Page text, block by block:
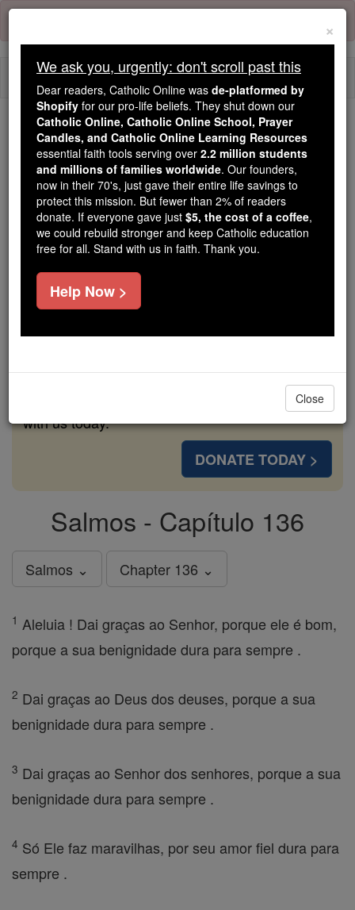
Skip
content
Because of You, 2.2 Million
Students Are Being Formed in the
Faith
Because of generous supporters like you,
Catholic Online School has already delivered
free, faithful Catholic education to over 2.2
million students across 193 countries. In an age
of noise and algorithms, you are helping form
souls with truth, prayer, Scripture, and Christ.
If everyone who reads this gave just $5 — the
families and keep this life-changing formation
free for all. Be Courageous. Be Catholic. Stand
with us today.
DONATE TODAY >
Salmos - Capítulo 136
Salmos ⌄ Chapter 136 ⌄
1 Aleluia ! Dai graças ao Senhor, porque ele é bom,
porque a sua benignidade dura para sempre .
2 Dai graças ao Deus dos deuses, porque a sua
benignidade dura para sempre .
3 Dai graças ao Senhor dos senhores, porque a sua
benignidade dura para sempre .
4 Só Ele faz maravilhas, por seu amor fiel dura para
sempre .
×
We ask you, urgently: don't scroll past this
Dear readers, Catholic Online was de-platformed by
Shopify for our pro-life beliefs. They shut down our
Catholic Online, Catholic Online School, Prayer
Candles, and Catholic Online Learning Resources
essential faith tools serving over 2.2 million students
and millions of families worldwide. Our founders,
now in their 70's, just gave their entire life savings to
protect this mission. But fewer than 2% of readers
donate. If everyone gave just $5, the cost of a coffee,
we could rebuild stronger and keep Catholic education
free for all. Stand with us in faith. Thank you.
Help Now >
Close